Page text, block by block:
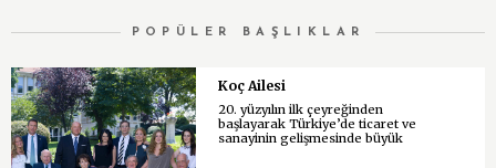
POPÜLER BAŞLIKLAR
Koç Ailesi
20. yüzyılın ilk çeyreğinden
başlayarak Türkiye’de ticaret ve
sanayinin gelişmesinde büyük